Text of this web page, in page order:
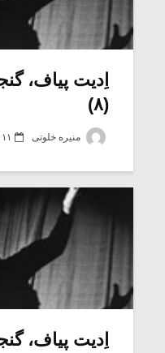
اِدیت پیاف،
(۸)
منیره خلوتی ۱۱ اسفند ۱۳۹۱
اِدیت پیاف،